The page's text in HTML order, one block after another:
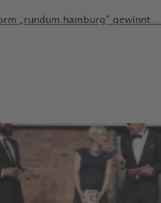
„rundum.hamburg“ gewinnt …